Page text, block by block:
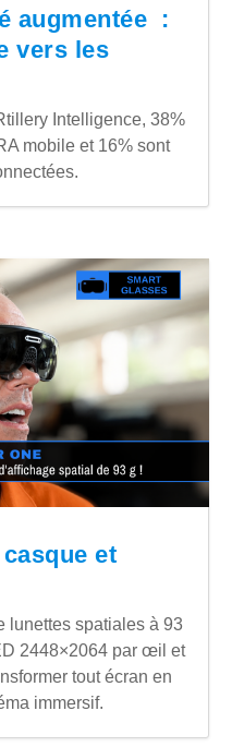
augmentée :
vers les
Intelligence, 38%
mobile et 16% sont
et
lunettes spatiales à 93
2448×2064 par œil et
tout écran en
immersif.